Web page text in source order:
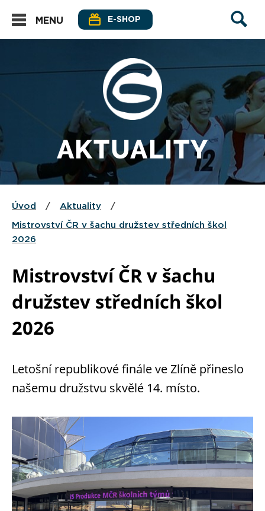
MENU E-SHOP
AKTUALITY
Úvod / Aktuality /
Mistrovství ČR v šachu družstev středních škol
2026
Mistrovství ČR v šachu
družstev středních škol
2026
Letošní republikové finále ve Zlíně přineslo
našemu družstvu skvělé 14. místo.